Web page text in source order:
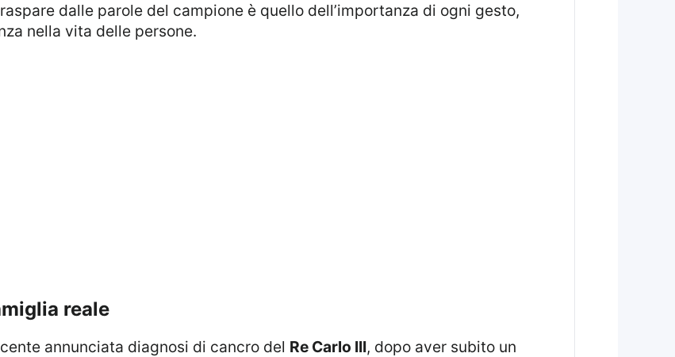
dalle parole del campione è quello dell’importanza di ogni gesto,
nella vita delle persone.
reale
annunciata diagnosi di cancro del Re Carlo III, dopo aver subito un